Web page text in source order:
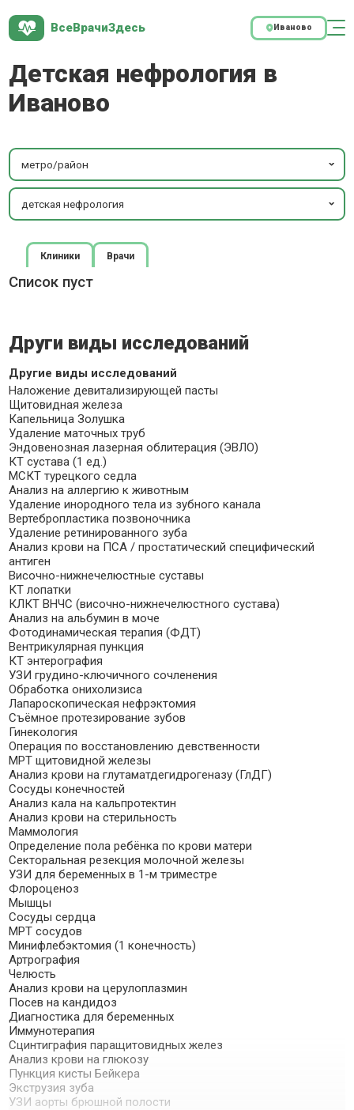
ВсеВрачиЗдесь Иваново
Детская нефрология в
Иваново
метро/район
детская нефрология
Клиники Врачи
Список пуст
Други виды исследований
Другие виды исследований
Наложение девитализирующей пасты
Щитовидная железа
Капельница Золушка
Удаление маточных труб
Эндовенозная лазерная облитерация (ЭВЛО)
КТ сустава (1 ед.)
МСКТ турецкого седла
Анализ на аллергию к животным
Удаление инородного тела из зубного канала
Вертебропластика позвоночника
Удаление ретинированного зуба
Анализ крови на ПСА / простатический специфический
антиген
Височно-нижнечелюстные суставы
КТ лопатки
КЛКТ ВНЧС (височно-нижнечелюстного сустава)
Анализ на альбумин в моче
Фотодинамическая терапия (ФДТ)
Вентрикулярная пункция
КТ энтерография
УЗИ грудино-ключичного сочленения
Обработка онихолизиса
Лапароскопическая нефрэктомия
Съёмное протезирование зубов
Гинекология
Операция по восстановлению девственности
МРТ щитовидной железы
Анализ крови на глутаматдегидрогеназу (ГлДГ)
Сосуды конечностей
Анализ кала на кальпротектин
Анализ крови на стерильность
Маммология
Определение пола ребёнка по крови матери
Секторальная резекция молочной железы
УЗИ для беременных в 1-м триместре
Флороценоз
Мышцы
Сосуды сердца
МРТ сосудов
Минифлебэктомия (1 конечность)
Артрография
Челюсть
Анализ крови на церулоплазмин
Посев на кандидоз
Диагностика для беременных
Иммунотерапия
Сцинтиграфия паращитовидных желез
Анализ крови на глюкозу
Пункция кисты Бейкера
Экструзия зуба
УЗИ аорты брюшной полости